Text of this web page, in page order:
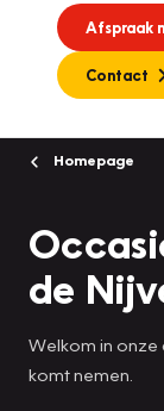
Afspraak
Contact
Homepage
de
Welkom in onze
komt nemen.